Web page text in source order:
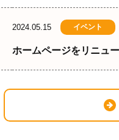
2024.05.15 イベント
ホームページをリニュ